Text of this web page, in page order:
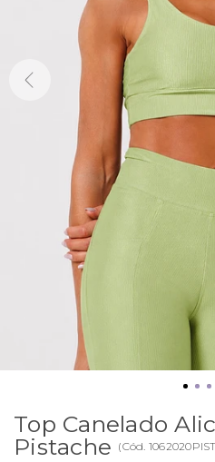
Top Canelado
Pistache (Cód.